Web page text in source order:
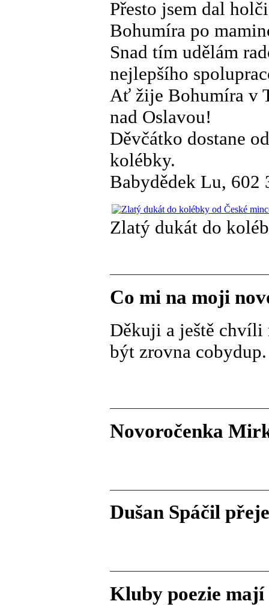
Přesto jsem dal
Bohumíra po
Snad tím udělám
nejlepšího
Ať žije Bohumíra v
nad Oslavou!
Děvčátko dostane
kolébky.
Babydědek Lu, 602
Zlatý dukát do
Co mi na moji
Děkuji a ještě chvíli
být zrovna
Novoročenka
Dušan Spáčil
Kluby poezie